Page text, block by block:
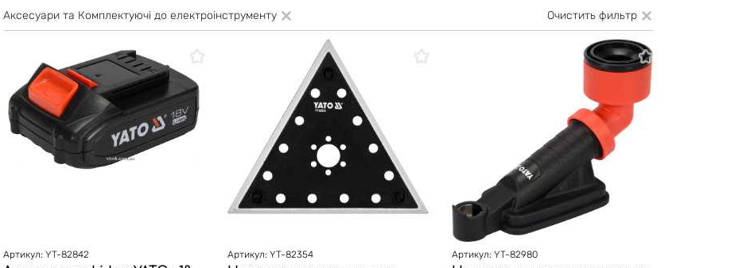
Аксесуари та Комплектуючі до електроінструменту Очистить фильтр
Артикул: YT-82842 Артикул: YT-82354 Артикул: YT-82980